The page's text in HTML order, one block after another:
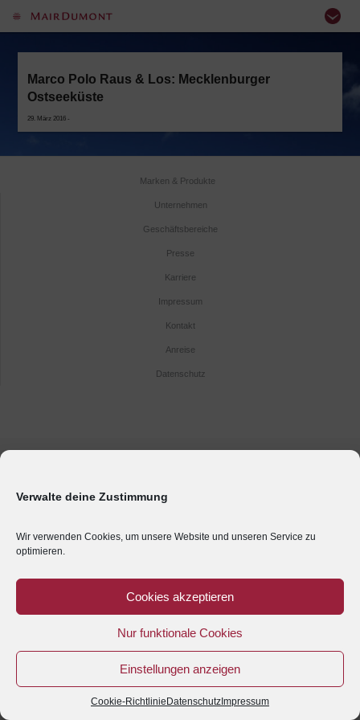
Verwalte deine Zustimmung
Wir verwenden Cookies, um unsere Website und unseren Service zu
optimieren.
Cookies akzeptieren
Nur funktionale Cookies
Einstellungen anzeigen
Cookie-Richtlinie Datenschutz Impressum
Marco Polo Raus & Los: Mecklenburger
Ostseeküste
29. März 2016 -
Marken & Produkte
Unternehmen
Geschäftsbereiche
Presse
Karriere
Impressum
Kontakt
Anreise
Datenschutz